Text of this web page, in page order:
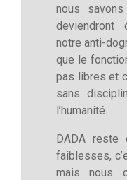
nous
deviendront
notre anti-
que le
pas libres et
sans
l’humanité.
DADA reste
faiblesses,
mais nous